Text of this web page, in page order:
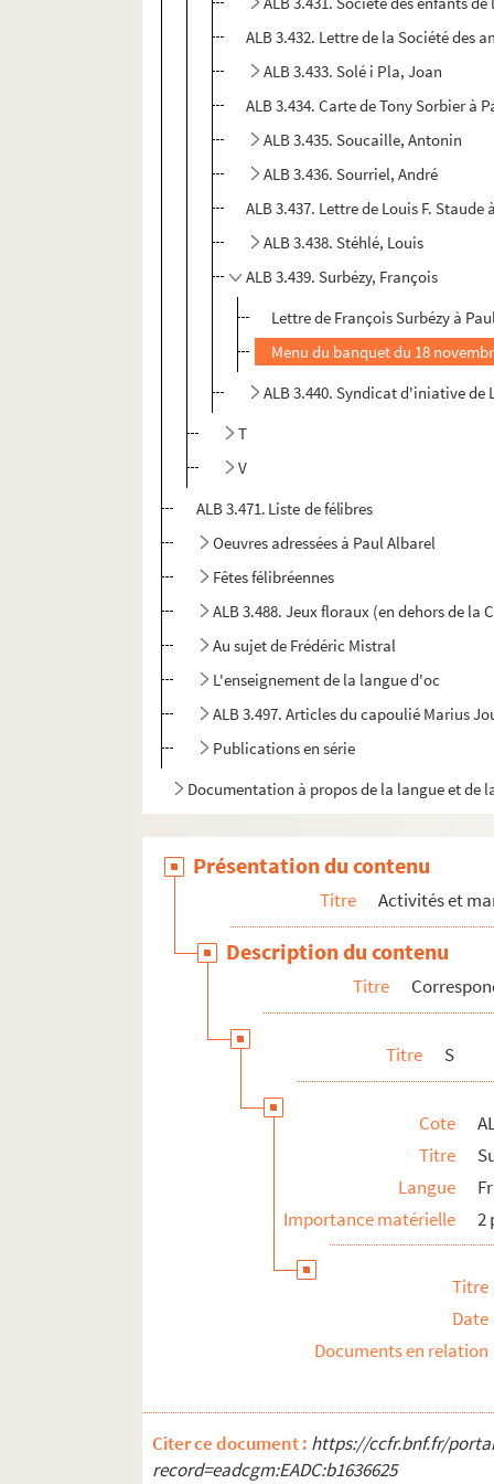
ALB 3.432. Lettre de la Société des
ALB 3.433. Solé i Pla, Joan
ALB 3.434. Carte de Tony Sorbier à
ALB 3.435. Soucaille, Antonin
ALB 3.436. Sourriel, André
ALB 3.437. Lettre de Louis F. Staude
ALB 3.438. Stéhlé, Louis
ALB 3.439. Surbézy, François
Lettre de François Surbézy à
Menu du banquet du 18
ALB 3.440. Syndicat d'iniative de
T
V
ALB 3.471. Liste de félibres
Oeuvres adressées à Paul Albarel
Fêtes félibréennes
ALB 3.488. Jeux floraux (en dehors de la
Au sujet de Frédéric Mistral
L'enseignement de la langue d'oc
ALB 3.497. Articles du capoulié Marius
Publications en série
Documentation à propos de la langue et de
Présentation du contenu
Titre Activités et
Description du contenu
Titre
Titre S
Cote
Titre
Langue
Importance matérielle
2
Titre
Date
Documents en relation
Citer ce document : https://ccfr.bnf.fr/
record=eadcgm:EADC:b1636625